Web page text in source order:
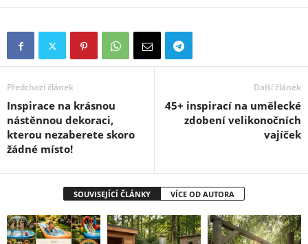
Předchozí článek
Inspirace na krásnou
nástěnnou dekoraci,
kterou nezaberete skoro
žádné místo!
Další článek
45+ inspirací na umělecké
zdobení velikonočních
vajíček
SOUVISEJÍCÍ ČLÁNKY VÍCE OD AUTORA